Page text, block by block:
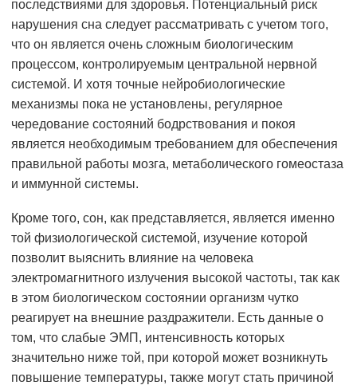
последствиями для здоровья. Потенциальный риск
нарушения сна следует рассматривать с учетом того,
что он является очень сложным биологическим
процессом, контролируемым центральной нервной
системой. И хотя точные нейробиологические
механизмы пока не установлены, регулярное
чередование состояний бодрствования и покоя
является необходимым требованием для обеспечения
правильной работы мозга, метаболического гомеостаза
и иммунной системы.
Кроме того, сон, как представляется, является именно
той физиологической системой, изучение которой
позволит выяснить влияние на человека
электромагнитного излучения высокой частоты, так как
в этом биологическом состоянии организм чутко
реагирует на внешние раздражители. Есть данные о
том, что слабые ЭМП, интенсивность которых
значительно ниже той, при которой может возникнуть
повышение температуры, также могут стать причиной